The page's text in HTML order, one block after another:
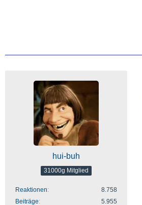
hui-buh
31000g Mitglied
Reaktionen
8.758
Beiträge
5.955